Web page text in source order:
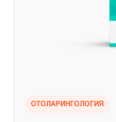
ОТОЛАРИНГОЛОГИЯ